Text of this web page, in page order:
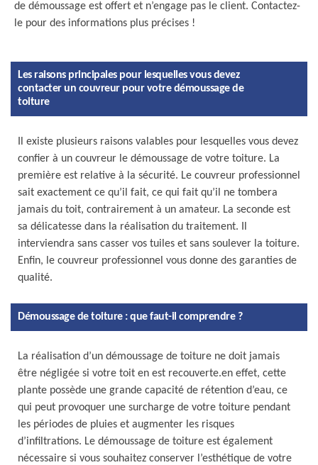
de démoussage est offert et n’engage pas le client. Contactez-
le pour des informations plus précises !
Les raisons principales pour lesquelles vous devez
contacter un couvreur pour votre démoussage de
toiture
Il existe plusieurs raisons valables pour lesquelles vous devez
confier à un couvreur le démoussage de votre toiture. La
première est relative à la sécurité. Le couvreur professionnel
sait exactement ce qu’il fait, ce qui fait qu’il ne tombera
jamais du toit, contrairement à un amateur. La seconde est
sa délicatesse dans la réalisation du traitement. Il
interviendra sans casser vos tuiles et sans soulever la toiture.
Enfin, le couvreur professionnel vous donne des garanties de
qualité.
Démoussage de toiture : que faut-il comprendre ?
La réalisation d’un démoussage de toiture ne doit jamais
être négligée si votre toit en est recouverte.en effet, cette
plante possède une grande capacité de rétention d’eau, ce
qui peut provoquer une surcharge de votre toiture pendant
les périodes de pluies et augmenter les risques
d’infiltrations. Le démoussage de toiture est également
nécessaire si vous souhaitez conserver l’esthétique de votre